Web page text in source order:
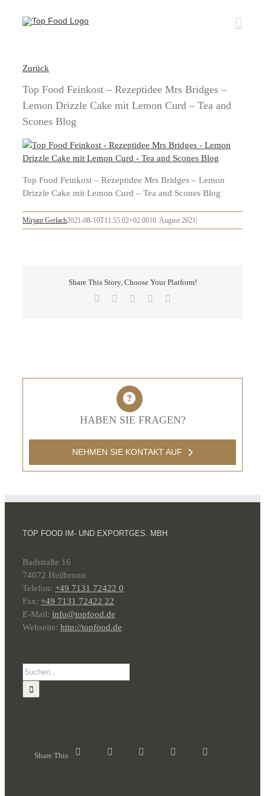
Inhalt
Zurück
Top Food Feinkost – Rezeptidee Mrs Bridges –
Lemon Drizzle Cake mit Lemon Curd – Tea and
Scones Blog
Top Food Feinkost – Rezeptidee Mrs Bridges – Lemon
Drizzle Cake mit Lemon Curd – Tea and Scones Blog
Mirjam Gerlach2021-08-10T11:55:02+02:0010. August 2021
Share This Story, Choose Your Platform!
Facebook LinkedInPinterest
HABEN SIE FRAGEN?
NEHMEN SIE KONTAKT AUF
TOP FOOD IM- UND EXPORTGES. MBH
Badstraße 16
74072 Heilbronn
Telefon: +49 7131 72422 0
Fax: +49 7131 72422 22
E-Mail: info@topfood.de
Webseite: http://topfood.de
Suche
nach:
Share This